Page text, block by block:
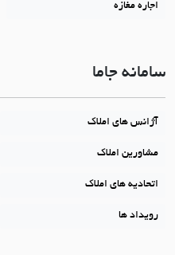
اجاره مغازه
سامانه جاما
آژانس های املاک
مشاورین املاک
اتحادیه های املاک
رویداد ها